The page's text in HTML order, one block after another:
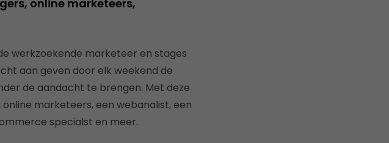
online marketeers,
werkzoekende marketeer en stages
aan geven door elk weekend de
de aandacht te brengen. Met deze
marketeers, een webanalist, een
specialst en meer.